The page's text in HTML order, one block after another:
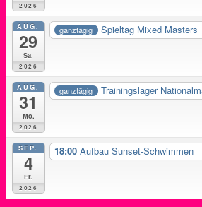
2026
AUG.
29
Sa.
2026
ganztägig Spieltag Mixed Masters
AUG.
31
Mo.
2026
ganztägig Trainingslager
SEP.
4
Fr.
2026
18:00 Aufbau Sunset-Schwimmen